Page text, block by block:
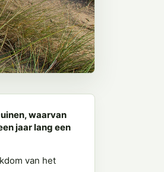
waarvan
jaar lang een
van het